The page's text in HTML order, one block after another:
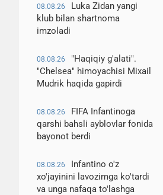
08.08.26
Luka Zidan yangi
klub bilan shartnoma
imzoladi
08.08.26
"Haqiqiy g'alati".
"Chelsea" himoyachisi Mixail
Mudrik haqida gapirdi
08.08.26
FIFA Infantinoga
qarshi bahsli ayblovlar fonida
bayonot berdi
08.08.26
Infantino o'z
xo'jayinini lavozimga ko'tardi
va unga nafaqa to'lashga